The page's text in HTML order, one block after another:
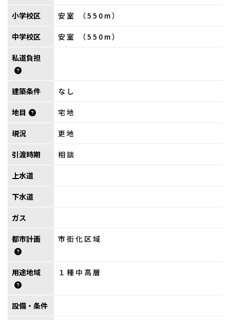
小学校区 安室 （550m）
中学校区 安室 （550m）
私道負担
建築条件 なし
地目 宅地
現況 更地
引渡時期 相談
上水道
下水道
ガス
都市計画 市街化区域
用途地域 １種中高層
設備・条件